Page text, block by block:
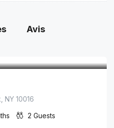
Avis
NY 10016
2 Guests